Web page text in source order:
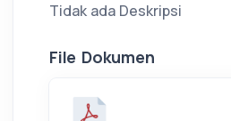
Tidak ada Deskripsi
File Dokumen